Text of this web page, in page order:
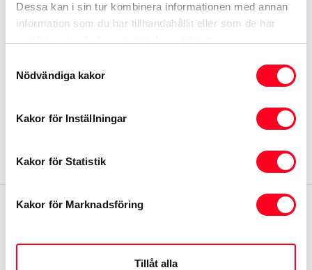
Dessa kan i sin tur kombinera informationen med annan
information som du har tillhandahållit eller som de har
Nödvändiga kakor
Kakor för Inställningar
Kakor för Statistik
Kakor för Marknadsföring
Tillåt alla
MyToyota
Samtycke
Visselblåsarfunktion